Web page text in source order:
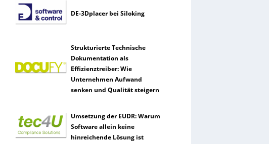
DE-3Dplacer bei Siloking
Strukturierte Technische
Dokumentation als
Effizienztreiber: Wie
Unternehmen Aufwand
senken und Qualität steigern
Umsetzung der EUDR: Warum
Software allein keine
hinreichende Lösung ist